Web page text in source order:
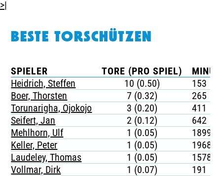
>|
BESTE TORSCHÜTZEN
SPIELER TORE (PRO SPIEL)
Heidrich, Steffen
10 (0.50)
153
Boer, Thorsten
7 (0.32)
265
Torunarigha, Ojokojo
3 (0.20)
411
Seifert, Jan
2 (0.12)
642
Mehlhorn, Ulf
1 (0.05)
1899
Keller, Peter
1 (0.05)
1968
Laudeley, Thomas
1 (0.05)
1578
Vollmar, Dirk
1 (0.07) 191